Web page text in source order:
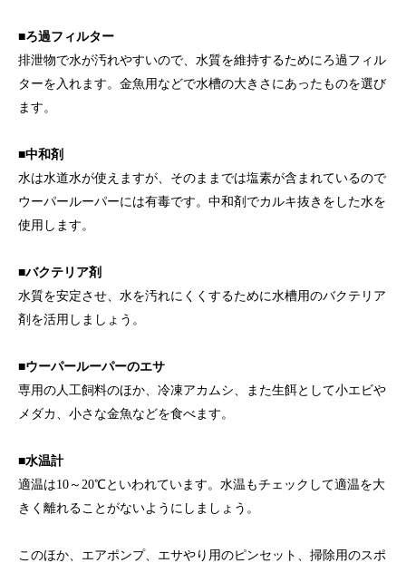
■ろ過フィルター
排泄物で水が汚れやすいので、水質を維持するためにろ過フィル
ターを入れます。金魚用などで水槽の大きさにあったものを選び
ます。
■中和剤
水は水道水が使えますが、そのままでは塩素が含まれているので
ウーパールーパーには有毒です。中和剤でカルキ抜きをした水を
使用します。
■バクテリア剤
水質を安定させ、水を汚れにくくするために水槽用のバクテリア
剤を活用しましょう。
■ウーパールーパーのエサ
専用の人工飼料のほか、冷凍アカムシ、また生餌として小エビや
メダカ、小さな金魚などを食べます。
■水温計
適温は10～20℃といわれています。水温もチェックして適温を大
きく離れることがないようにしましょう。
このほか、エアポンプ、エサやり用のピンセット、掃除用のスポ